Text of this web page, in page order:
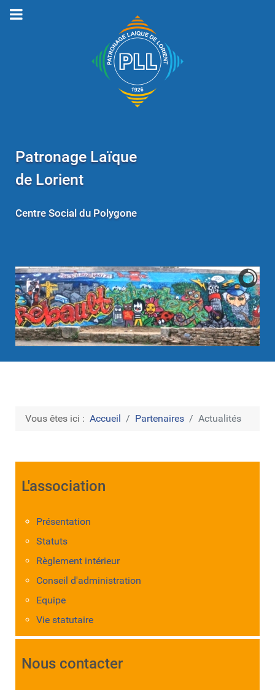
Patronage Laïque
de Lorient
Centre Social du Polygone
Vous êtes ici : Accueil Partenaires Actualités
L'association
Présentation
Statuts
Règlement intérieur
Conseil d'administration
Equipe
Vie statutaire
Nous contacter